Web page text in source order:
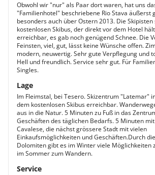
Obwohl wir "nur" als Paar dort waren, hat uns
"Familienhotel" beschriebene Rio Stava äußerst
besonders auch über Ostern 2013. Die
kostenlosen Skibus, der direkt vor dem Hotel
erreichbar, es gab noch genügend Schnee. Die
Feinsten, viel, gut, lässt keine Wünsche offen.
modern, neuwertig. Sehr gute Verpflegung und
Hell und freundlich. Service sehr gut. Für
Singles.
Lage
Im Fleimstal, bei Tesero. Skizentrum "Latemar"
dem kostenlosen Skibus erreichbar.
aus in die Natur. 5 Minuten zu Fuß in das
Geschäften des täglichen Bedarfs. 5 Minuten
Cavalese, die nächst grössere Stadt mit vielen
Einkaufsmöglichkeiten und Geschäften.Durch
Dolomiten gibt es im Winter viele Möglichkeiten
im Sommer zum Wandern.
Service